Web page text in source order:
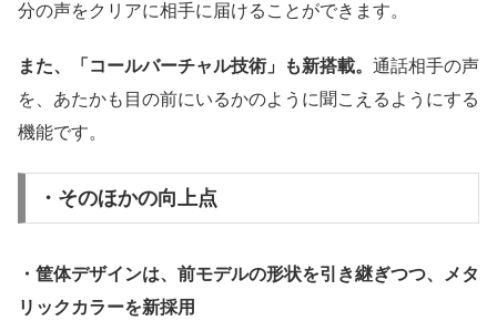
分の声をクリアに相手に届けることができます。
また、「コールバーチャル技術」も新搭載。 通話相手の声
を、あたかも目の前にいるかのように聞こえるようにする
機能です。
・そのほかの向上点
・筐体デザインは、前モデルの形状を引き継ぎつつ、メタ
リックカラーを新採用